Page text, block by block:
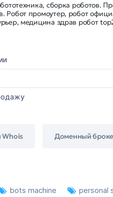
сборка роботов.
Робот промоутер, робот
медицина здрав робот
Whois Доменный
bots machine personal